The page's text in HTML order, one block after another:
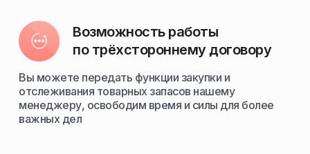
Возможность работы
по трёхстороннему договору
Вы можете передать функции закупки и
отслеживания товарных запасов нашему
менеджеру, освободим время и силы для более
важных дел